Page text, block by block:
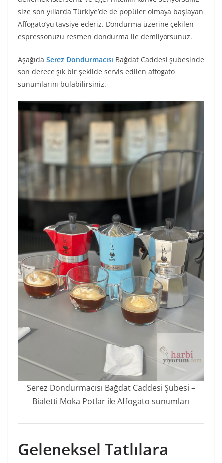
size son yıllarda Türkiye’de de popüler olmaya başlayan
Affogato’yu tavsiye ederiz. Dondurma üzerine çekilen
espressonuzu resmen dondurma ile demliyorsunuz.
Aşağıda Serez Dondurmacısı Bağdat Caddesi şubesinde
son derece şık bir şekilde servis edilen affogato
sunumlarını bulabilirsiniz.
Serez Dondurmacısı Bağdat Caddesi Şubesi –
Bialetti Moka Potlar ile Affogato sunumları
Geleneksel Tatlılara